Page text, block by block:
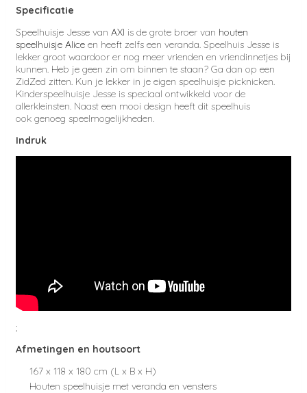
Specificatie
Speelhuisje Jesse van AXI is de grote broer van houten
speelhuisje Alice en heeft zelfs een veranda. Speelhuis Jesse is
lekker groot waardoor er nog meer vrienden en vriendinnetjes bij
kunnen. Heb je geen zin om binnen te staan? Ga dan op een
ZidZed zitten. Kun je lekker in je eigen speelhuisje picknicken.
Kinderspeelhuisje Jesse is speciaal ontwikkeld voor de
allerkleinsten. Naast een mooi design heeft dit speelhuis
ook genoeg speelmogelijkheden.
Indruk
;
Afmetingen en houtsoort
167 x 118 x 180 cm (L x B x H)
Houten speelhuisje met veranda en vensters